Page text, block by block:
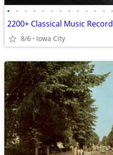
• • • • • • • • • • • • •
2200+ Classical Music
8/6 Iowa City